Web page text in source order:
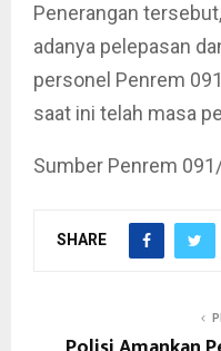
Penerangan
adanya pelepasan
personel Penrem
saat ini telah masa
Sumber Penrem
SHARE